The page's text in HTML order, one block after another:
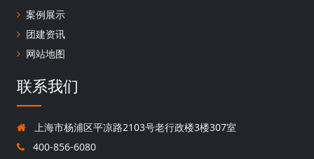
案例展示
团建资讯
网站地图
联系我们
上海市杨浦区平凉路2103号老行政楼3楼307室
400-856-6080